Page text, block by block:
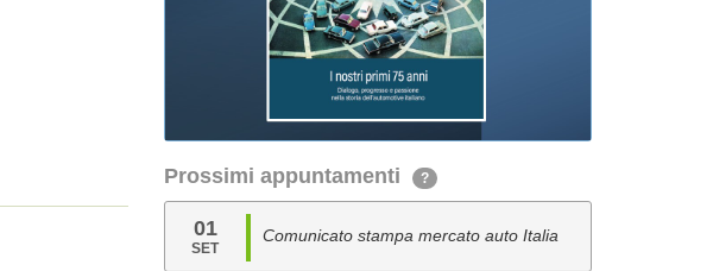
Prossimi appuntamenti ?
01
SET
Comunicato stampa mercato auto Italia